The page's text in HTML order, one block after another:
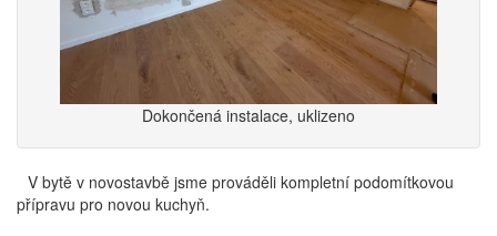
Dokončená instalace, uklizeno
V bytě v novostavbě jsme prováděli kompletní podomítkovou
přípravu pro novou kuchyň.